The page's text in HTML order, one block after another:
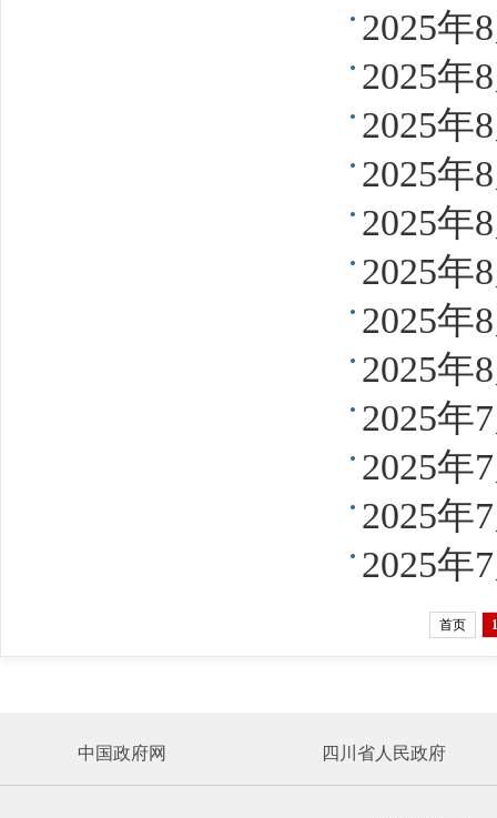
2025年
2025年
2025年
2025年
2025年
2025年
2025年
2025年
2025年
2025年
2025年
2025年
首页 1
中国政府网 四川省人民政府